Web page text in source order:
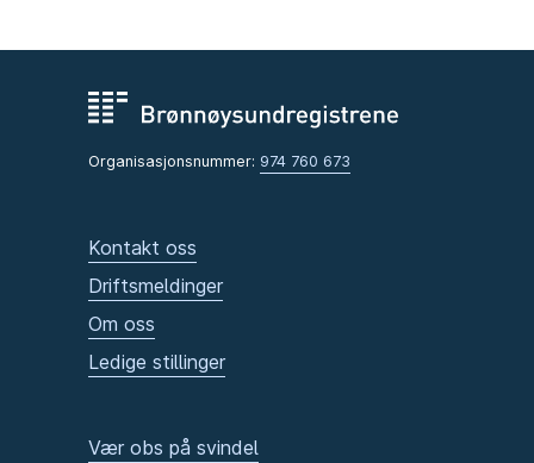
Organisasjonsnummer: 974 760 673
Kontakt oss
Driftsmeldinger
Om oss
Ledige stillinger
Vær obs på svindel